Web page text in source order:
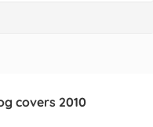
covers 2010